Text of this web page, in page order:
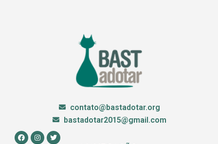
contato@bastadotar.org
bastadotar2015@gmail.com